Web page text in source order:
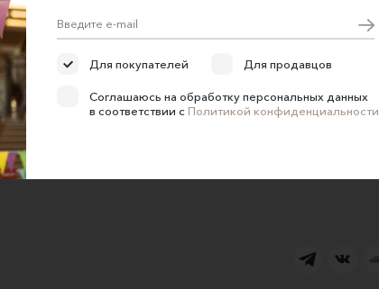
Стильный Бадлон/
Свитшот с эффектом
велюра оверсайз для
женщин
MOON18
4900 ₽ 6200 ₽
Свитшот с плюшевыми
рукавами
Silk&Milk
Для покупателей Для продавцов
Соглашаюсь на обработку персональных данных
в соответствии с Политикой конфиденциальности